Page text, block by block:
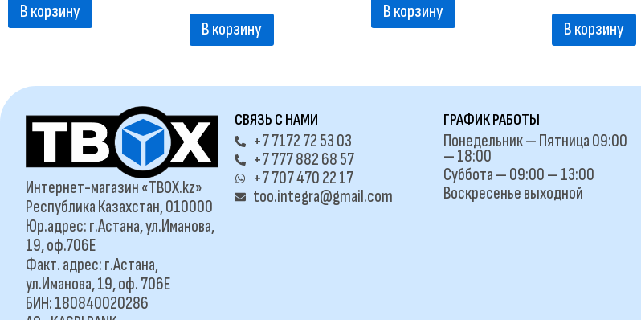
В корзину
В корзину
В корзину
В корзину
Интернет-магазин «TBOX.kz»
Республика Казахстан, 010000
Юр.адрес: г.Астана, ул.Иманова,
19, оф.706Е
Факт. адрес: г.Астана,
ул.Иманова, 19, оф. 706Е
БИН: 180840020286
СВЯЗЬ С НАМИ
+7 7172 72 53 03
+7 777 882 68 57
+7 707 470 22 17
too.integra@gmail.com
ГРАФИК РАБОТЫ
Понедельник — Пятница 09:00
— 18:00
Суббота — 09:00 — 13:00
Воскресенье выходной